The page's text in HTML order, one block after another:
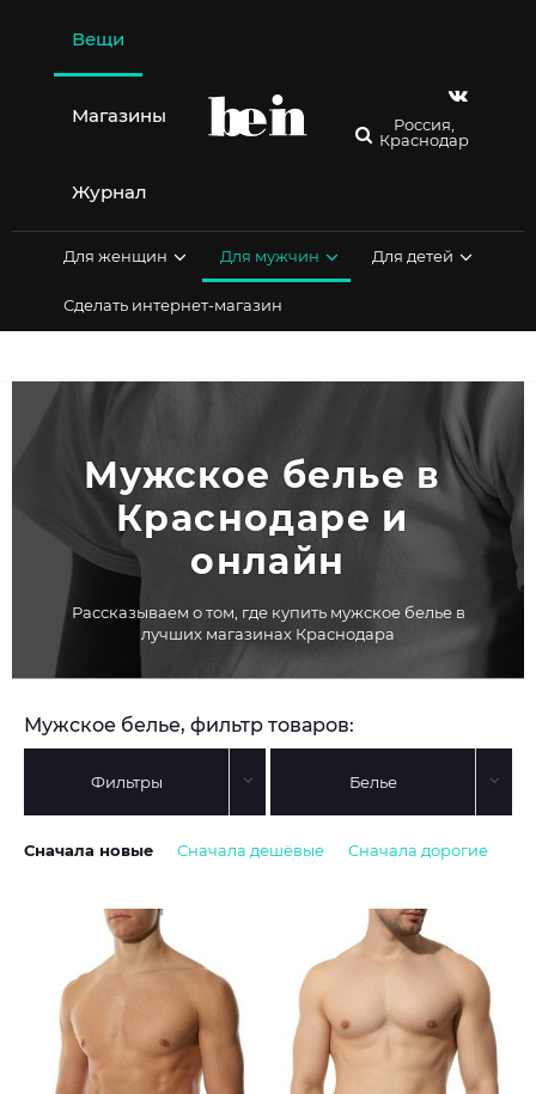
содержимому
Вещи
Магазины
Журнал
Россия,
Краснодар
Для женщин Для мужчин Для детей
Сделать интернет-магазин
Мужское белье в
Краснодаре и
онлайн
Рассказываем о том, где купить мужское белье в
лучших магазинах Краснодара
Мужское белье, фильтр товаров:
Фильтры Белье
Сначала новые Сначала дешёвые Сначала дорогие